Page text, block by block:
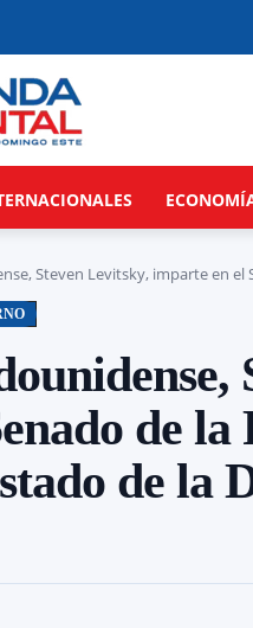
Steven Levitsky, imparte en el
de la
de la